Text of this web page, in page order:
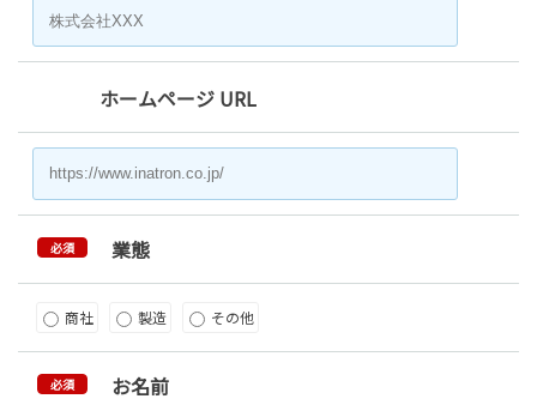
ホームページ URL
必須 業態
商社 製造 その他
必須 お名前